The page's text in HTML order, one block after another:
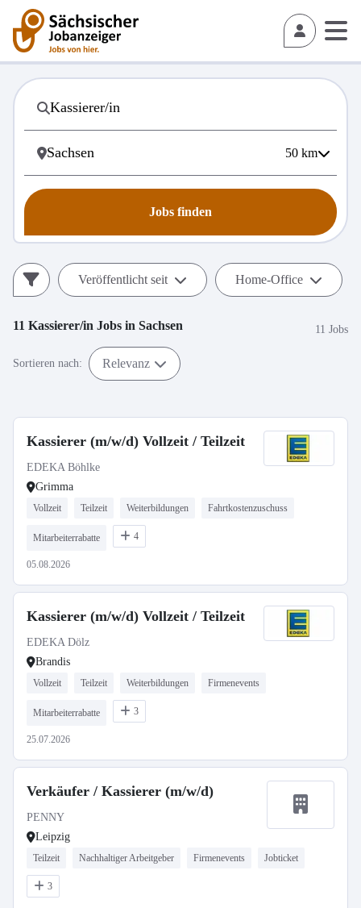
50 km
Jobs finden
Veröffentlicht seit Home-Office
11 Kassierer/in Jobs in Sachsen 11 Jobs
Sortieren nach: Relevanz
Kassierer (m/w/d) Vollzeit / Teilzeit
EDEKA Böhlke
Grimma
Vollzeit Teilzeit Weiterbildungen Fahrtkostenzuschuss
Mitarbeiterrabatte 4
05.08.2026
Kassierer (m/w/d) Vollzeit / Teilzeit
EDEKA Dölz
Brandis
Vollzeit Teilzeit Weiterbildungen Firmenevents
Mitarbeiterrabatte 3
25.07.2026
Verkäufer / Kassierer (m/w/d)
PENNY
Leipzig
Teilzeit Nachhaltiger Arbeitgeber Firmenevents Jobticket
3